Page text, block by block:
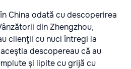
China odată cu descoperirea
din Zhengzhou,
clienţii cu nuci întregi la
descopereau că au
şi lipite cu grijă cu